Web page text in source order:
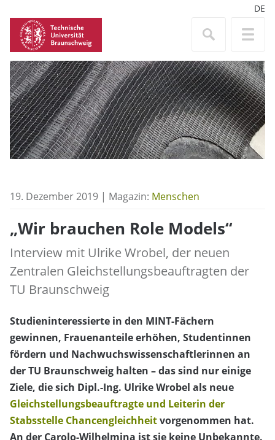
DE
19. Dezember 2019 | Magazin: Menschen
„Wir brauchen Role Models“
Interview mit Ulrike Wrobel, der neuen
Zentralen Gleichstellungsbeauftragten der
TU Braunschweig
Studieninteressierte in den MINT-Fächern
gewinnen, Frauenanteile erhöhen, Studentinnen
fördern und Nachwuchswissenschaftlerinnen an
der TU Braunschweig halten – das sind nur einige
Ziele, die sich Dipl.-Ing. Ulrike Wrobel als neue
Gleichstellungsbeauftragte und Leiterin der
Stabsstelle Chancengleichheitvorgenommen hat.
An der Carolo-Wilhelmina ist sie keine Unbekannte.